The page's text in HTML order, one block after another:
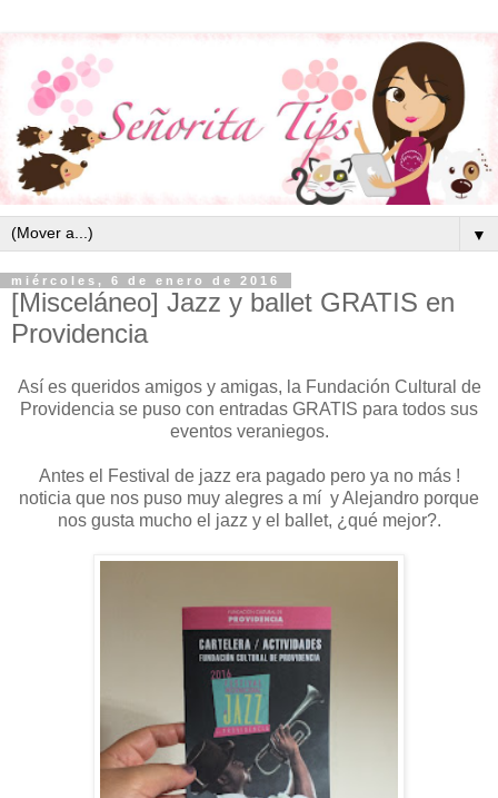
▼
miércoles, 6 de enero de 2016
[Misceláneo] Jazz y ballet GRATIS en
Providencia
Así es queridos amigos y amigas, la Fundación Cultural de
Providencia se puso con entradas GRATIS para todos sus
eventos veraniegos.
Antes el Festival de jazz era pagado pero ya no más !
noticia que nos puso muy alegres a mí y Alejandro porque
nos gusta mucho el jazz y el ballet, ¿qué mejor?.